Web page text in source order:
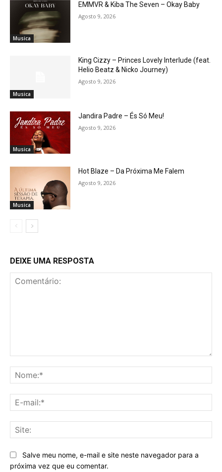
Musica
EMMVR & Kiba The Seven – Okay Baby
Agosto 9, 2026
Musica
King Cizzy – Princes Lovely Interlude (feat.
Helio Beatz & Nicko Journey)
Agosto 9, 2026
Musica
Jandira Padre – És Só Meu!
Agosto 9, 2026
Musica
Hot Blaze – Da Próxima Me Falem
Agosto 9, 2026
DEIXE UMA RESPOSTA
Salve meu nome, e-mail e site neste navegador para a
próxima vez que eu comentar.